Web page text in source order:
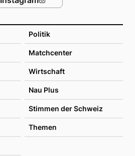
Politik
Matchcenter
Wirtschaft
Nau Plus
Stimmen der Schweiz
Themen